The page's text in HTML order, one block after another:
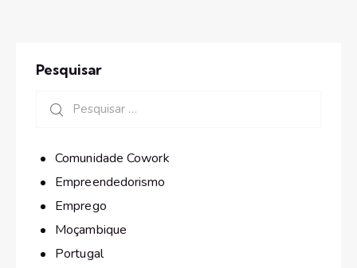
Pesquisar
Comunidade Cowork
Empreendedorismo
Emprego
Moçambique
Portugal